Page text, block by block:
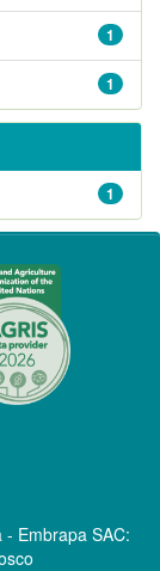
1
1
1
- Embrapa SAC: